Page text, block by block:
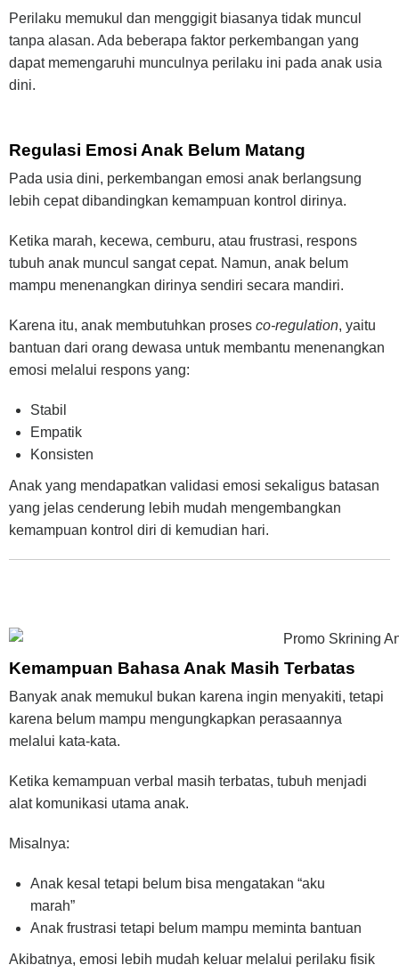
Perilaku memukul dan menggigit biasanya tidak muncul
tanpa alasan. Ada beberapa faktor perkembangan yang
dapat memengaruhi munculnya perilaku ini pada anak usia
dini.
Regulasi Emosi Anak Belum Matang
Pada usia dini, perkembangan emosi anak berlangsung
lebih cepat dibandingkan kemampuan kontrol dirinya.
Ketika marah, kecewa, cemburu, atau frustrasi, respons
tubuh anak muncul sangat cepat. Namun, anak belum
mampu menenangkan dirinya sendiri secara mandiri.
Karena itu, anak membutuhkan proses co-regulation, yaitu
bantuan dari orang dewasa untuk membantu menenangkan
emosi melalui respons yang:
Stabil
Empatik
Konsisten
Anak yang mendapatkan validasi emosi sekaligus batasan
yang jelas cenderung lebih mudah mengembangkan
kemampuan kontrol diri di kemudian hari.
Kemampuan Bahasa Anak Masih Terbatas
Banyak anak memukul bukan karena ingin menyakiti, tetapi
karena belum mampu mengungkapkan perasaannya
melalui kata-kata.
Ketika kemampuan verbal masih terbatas, tubuh menjadi
alat komunikasi utama anak.
Misalnya:
Anak kesal tetapi belum bisa mengatakan “aku
marah”
Anak frustrasi tetapi belum mampu meminta bantuan
Akibatnya, emosi lebih mudah keluar melalui perilaku fisik